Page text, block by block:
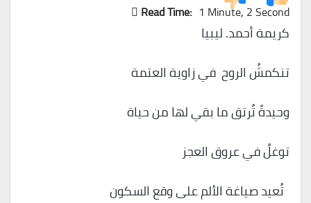
Read Time: 1 Minute, 2 Second
كريمة أحمد. ليبيا
تنكمشُ الروح في زاوية العتمة
وحيدةً تُرتق ما بقي لها من حياة
توغلُ في عروق العجز
تُعيد صياغة الألم على وقع السكون